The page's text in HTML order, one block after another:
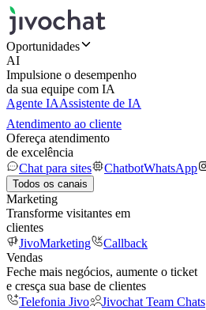
Oportunidades
AI
Impulsione o desempenho
da sua equipe com IA
Agente IAAssistente de IA
Atendimento ao cliente
Ofereça atendimento
de excelência
Chat para sites
ChatbotWhatsApp
Todos os canais
Marketing
Transforme visitantes em
clientes
JivoMarketing
Callback
Vendas
Feche mais negócios, aumente o ticket
e cresça sua base de clientes
Telefonia Jivo
Jivochat Team Chats